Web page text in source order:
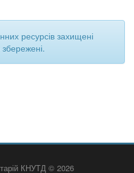
ресурсів захищені
КНУТД © 2026